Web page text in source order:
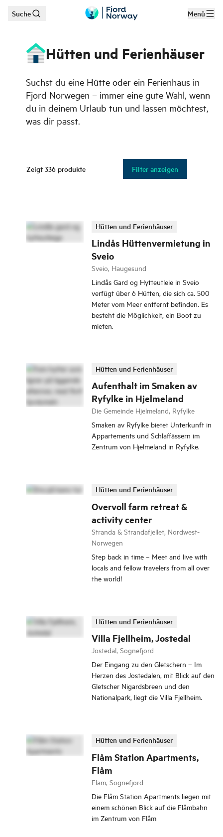
Zum Hauptinhalt
Suche Menü
Hütten und Ferienhäuser
Suchst du eine Hütte oder ein Ferienhaus in
Fjord Norwegen – immer eine gute Wahl, wenn
du in deinem Urlaub tun und lassen möchtest,
was dir passt.
Zeigt 336 produkte Filter anzeigen
Lindås Hüttenvermietung in
Sveio
Hütten und Ferienhäuser
Sveio, Haugesund
Lindås Gard og Hytteutleie in Sveio
verfügt über 6 Hütten, die sich ca. 500
Meter vom Meer entfernt befinden. Es
besteht die Möglichkeit, ein Boot zu
mieten.
Aufenthalt im Smaken av
Ryfylke in Hjelmeland
Hütten und Ferienhäuser
Die Gemeinde Hjelmeland, Ryfylke
Smaken av Ryfylke bietet Unterkunft in
Appartements und Schlaffässern im
Zentrum von Hjelmeland in Ryfylke.
Overvoll farm retreat &
activity center
Hütten und Ferienhäuser
Stranda & Strandafjellet, Nordwest-
Norwegen
Step back in time – Meet and live with
locals and fellow travelers from all over
the world!
Villa Fjellheim, Jostedal
Hütten und Ferienhäuser
Jostedal, Sognefjord
Der Eingang zu den Gletschern – Im
Herzen des Jostedalen, mit Blick auf den
Gletscher Nigardsbreen und den
Nationalpark, liegt die Villa Fjellheim.
Flåm Station Apartments,
Flåm
Hütten und Ferienhäuser
Flam, Sognefjord
Die Flåm Station Apartments liegen mit
einem schönen Blick auf die Flåmbahn
im Zentrum von Flåm